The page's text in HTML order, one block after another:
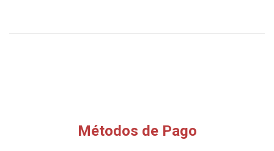
Métodos de Pago